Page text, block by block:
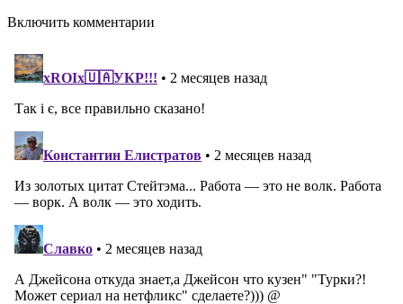
Включить комментарии